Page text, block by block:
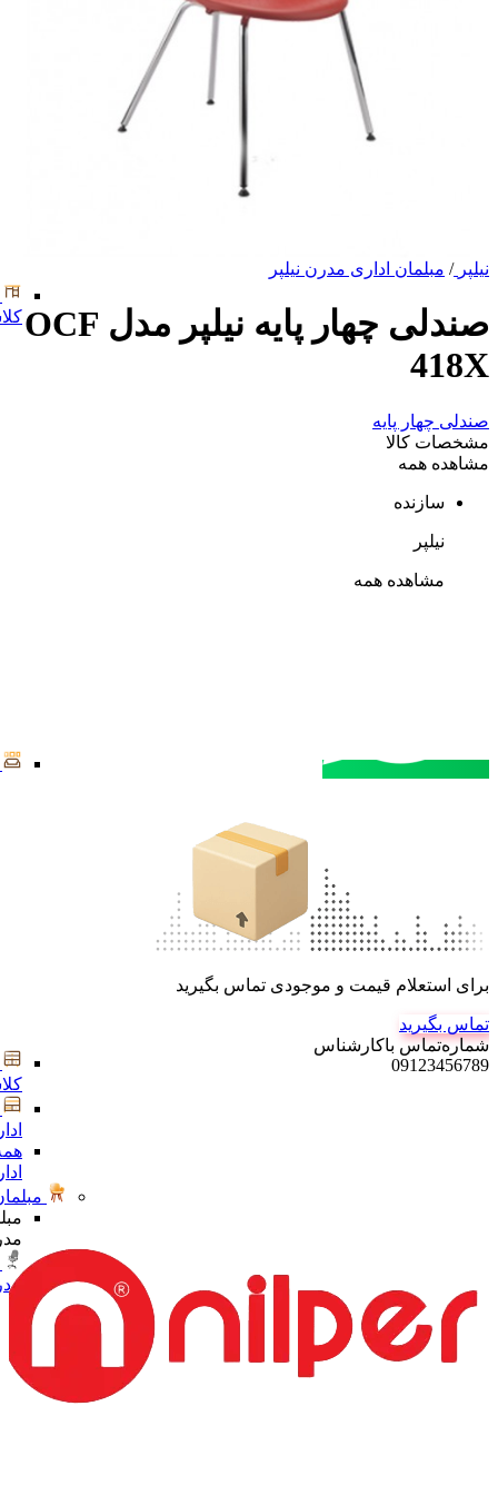
نیلپر / مبلمان اداری مدرن نیلپر
صندلی چهار پایه نیلپر مدل OCF
418X
صندلی چهار پایه
مشخصات کالا
مشاهده همه
سازنده
نیلپر
مشاهده همه
برای استعلام قیمت و موجودی تماس بگیرید
تماس بگیرید
شماره‌تماس‌ با‌کارشناس
09123456789